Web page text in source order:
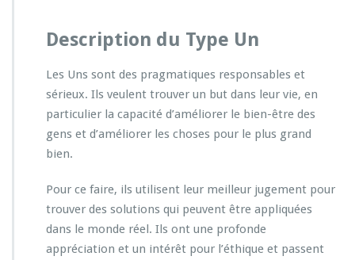
Description du Type Un
Les Uns sont des pragmatiques responsables et
sérieux. Ils veulent trouver un but dans leur vie, en
particulier la capacité d’améliorer le bien-être des
gens et d’améliorer les choses pour le plus grand
bien.
Pour ce faire, ils utilisent leur meilleur jugement pour
trouver des solutions qui peuvent être appliquées
dans le monde réel. Ils ont une profonde
appréciation et un intérêt pour l’éthique et passent